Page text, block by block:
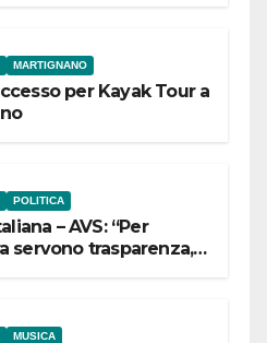
MARTIGNANO
per Kayak Tour a
POLITICA
– AVS: “Per
servono trasparenza,
MUSICA